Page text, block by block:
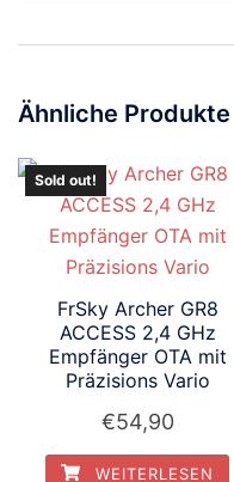
Ähnliche Produkte
Sold out!
FrSky Archer GR8
ACCESS 2,4 GHz
Empfänger OTA mit
Präzisions Vario
€54,90
WEITERLESEN